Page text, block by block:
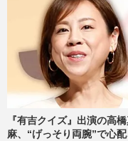
『有吉クイズ』出演の高
麻、“げっそり両腕”で心